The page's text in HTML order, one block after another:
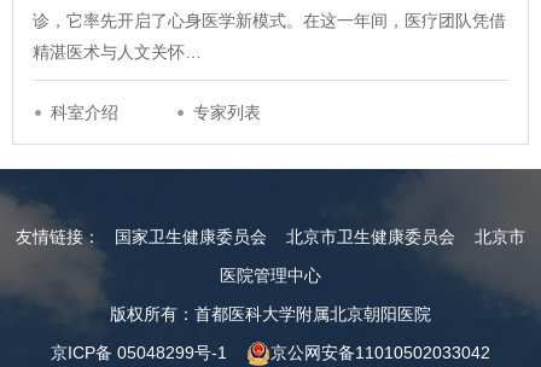
诊，它率先开启了心身医学新模式。在这一年间，医疗团队凭借
精湛医术与人文关怀…
科室介绍 专家列表
友情链接： 国家卫生健康委员会 北京市卫生健康委员会
北京市
医院管理中心
版权所有：首都医科大学附属北京朝阳医院
京ICP备 05048299号-1
京公网安备11010502033042